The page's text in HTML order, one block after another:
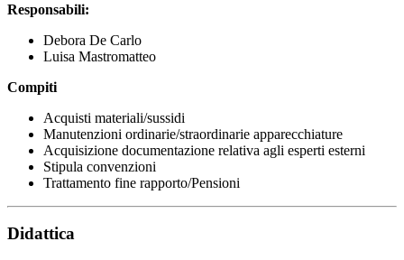
Responsabili:
Debora De Carlo
Luisa Mastromatteo
Compiti
Acquisti materiali/sussidi
Manutenzioni ordinarie/straordinarie apparecchiature
Acquisizione documentazione relativa agli esperti esterni
Stipula convenzioni
Trattamento fine rapporto/Pensioni
Didattica